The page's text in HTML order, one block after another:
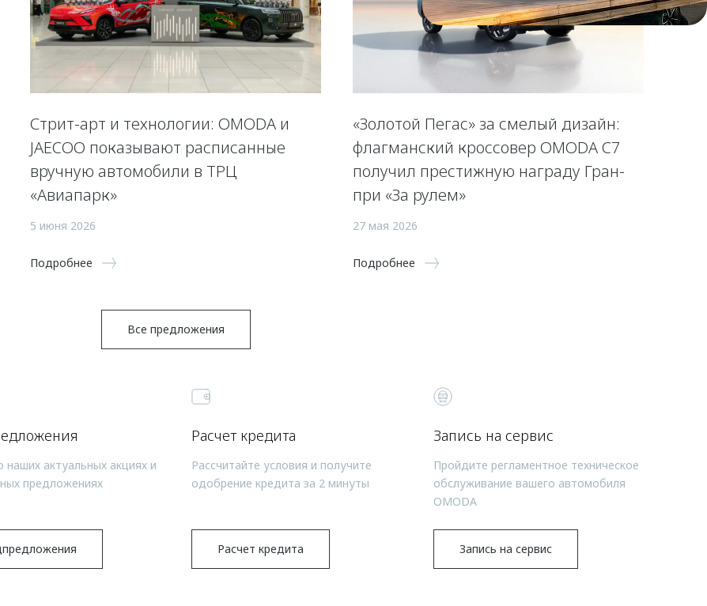
Стрит-арт и технологии: OMODA и
JAECOO показывают расписанные
вручную автомобили в ТРЦ
«Авиапарк»
5 июня 2026
Подробнее
«Золотой Пегас» за смелый дизайн:
флагманский кроссовер OMODA C7
получил престижную награду Гран-
при «За рулем»
27 мая 2026
Подробнее
Все предложения
наших актуальных акциях и
предложениях
Расчет кредита
Рассчитайте условия и получите
одобрение кредита за 2 минуты
Расчет кредита
Запись на сервис
Пройдите регламентное техническое
обслуживание вашего автомобиля
OMODA
Запись на сервис